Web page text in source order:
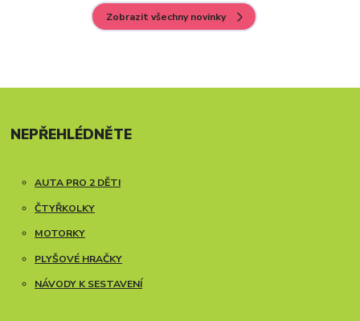
Zobrazit všechny novinky
NEPŘEHLÉDNĚTE
AUTA PRO 2 DĚTI
ČTYŘKOLKY
MOTORKY
PLYŠOVÉ HRAČKY
NÁVODY K SESTAVENÍ